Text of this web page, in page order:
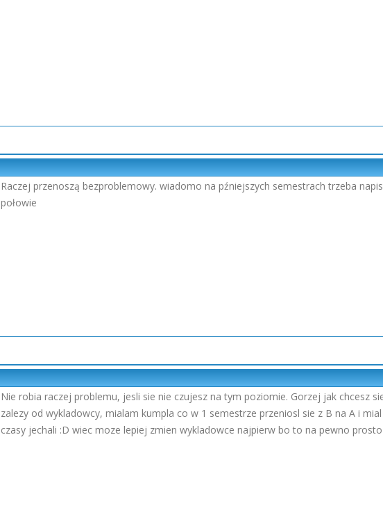
Raczej przenoszą bezproblemowy. wiadomo na pźniejszych semestrach trzeba
połowie
Nie robia raczej problemu, jesli sie nie czujesz na tym poziomie. Gorzej jak chcesz
zalezy od wykladowcy, mialam kumpla co w 1 semestrze przeniosl sie z B na A i
czasy jechali :D wiec moze lepiej zmien wykladowce najpierw bo to na pewno